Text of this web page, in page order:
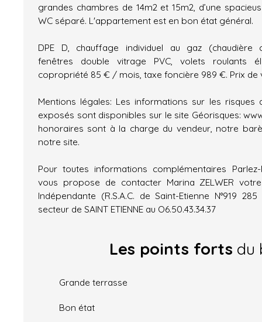
grandes chambres de 14m2 et 15m2, d’une
WC séparé. L'appartement est en bon état général.
DPE D, chauffage individuel au gaz (chaudière
fenêtres double vitrage PVC, volets roulants
copropriété 85 € / mois, taxe foncière 989 €. Prix de
Mentions légales: Les informations sur les risques
exposés sont disponibles sur le site Géorisques:
honoraires sont à la charge du vendeur, notre
notre site.
Pour toutes informations complémentaires
vous propose de contacter Marina ZELWER
Indépendante (R.S.A.C. de Saint-Etienne N°919
secteur de SAINT ETIENNE au O6.50.43.34.37
Les points forts du
Grande terrasse
Bon état